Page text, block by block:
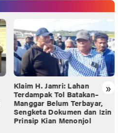
»
Klaim H. Jamri: Lahan
Terdampak Tol Batakan–
Manggar Belum Terbayar,
Sengketa Dokumen dan Izin
Prinsip Kian Menonjol